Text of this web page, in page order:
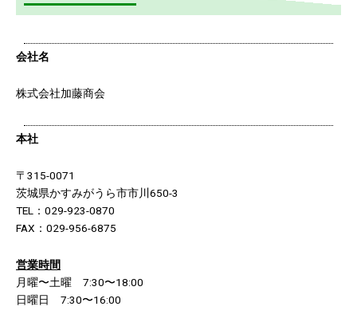
会社名
株式会社加藤商会
本社
〒315-0071
茨城県かすみがうら市市川650-3
TEL：029-923-0870
FAX：029-956-6875
営業時間
月曜〜土曜 7:30〜18:00
日曜日 7:30〜16:00